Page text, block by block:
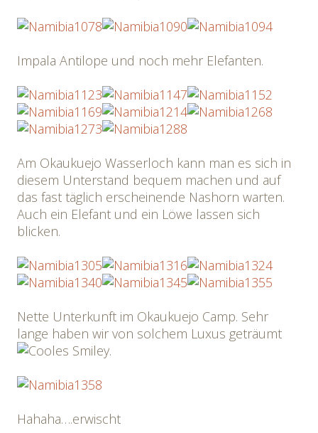
Impala Antilope und noch mehr Elefanten.
Am Okaukuejo Wasserloch kann man es sich in
diesem Unterstand bequem machen und auf
das fast täglich erscheinende Nashorn warten.
Auch ein Elefant und ein Löwe lassen sich
blicken.
Nette Unterkunft im Okaukuejo Camp. Sehr
lange haben wir von solchem Luxus geträumt
.
Hahaha….erwischt